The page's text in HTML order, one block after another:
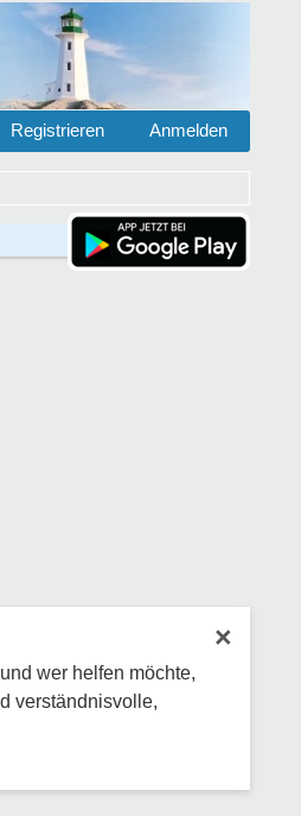
Anmelden
Registrieren
×
wer helfen möchte,
verständnisvolle,